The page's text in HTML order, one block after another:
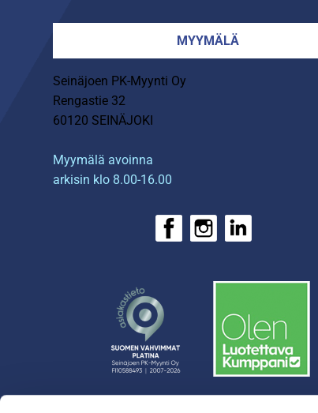
MYYMÄLÄ
Seinäjoen PK-Myynti Oy
Rengastie 32
60120 SEINÄJOKI
Myymälä avoinna
arkisin klo 8.00-16.00